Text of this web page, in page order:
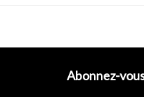
Abonnez-